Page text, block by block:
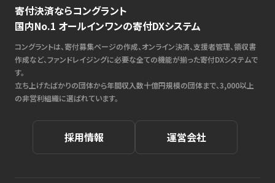
寄付決済ならコングラント
国内No.1 オールインワンの寄付DXシステム
コングラントは、寄付募集ページの作成、オンライン決済、支援者管理、領収書
作成など、ファンドレイジングに必要な全ての機能が揃った寄付DXシステムで
す。
立ち上げたばかりの団体から年間収入数十億円規模の団体まで、3,000以上
の非営利組織に選ばれています。
採用情報 運営会社